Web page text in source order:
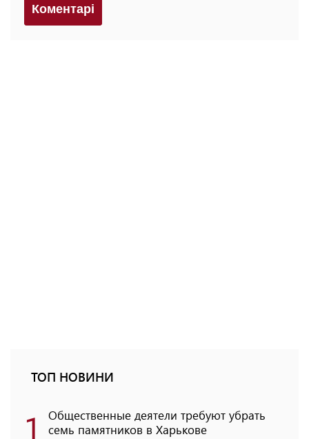
Коментарi
ТОП НОВИНИ
1
Общественные деятели требуют убрать
семь памятников в Харькове